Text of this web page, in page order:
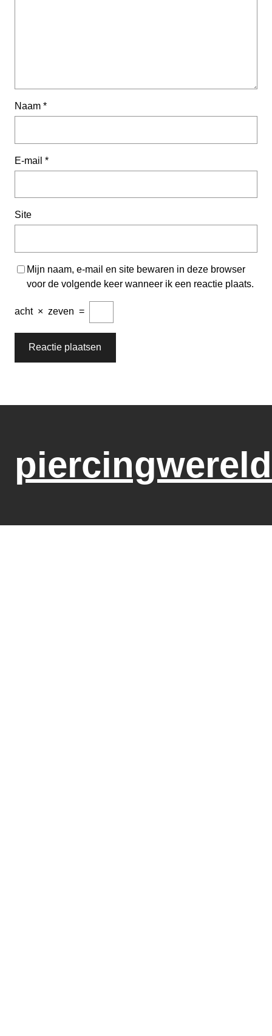
Naam *
E-mail *
Site
Mijn naam, e-mail en site bewaren in deze browser
voor de volgende keer wanneer ik een reactie plaats.
acht × zeven =